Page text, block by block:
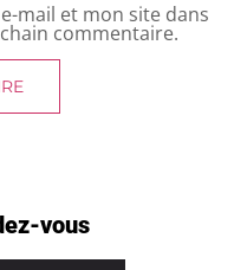
mail et mon site dans
commentaire.
vous